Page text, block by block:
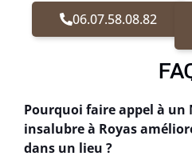
06.07.58.08.82
Pourquoi faire appel à un
insalubre à Royas
dans un lieu ?